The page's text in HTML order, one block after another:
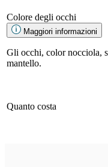
Colore degli occhi
Maggiori informazioni
Gli occhi, color nocciola,
mantello.
Quanto costa